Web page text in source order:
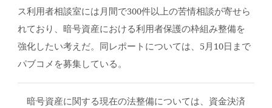
ス利用者相談室には月間で300件以上の苦情相談が寄せら
れており、暗号資産における利用者保護の枠組み整備を
強化したい考えだ。同レポートについては、5月10日まで
パブコメを募集している。
暗号資産に関する現在の法整備については、資金決済